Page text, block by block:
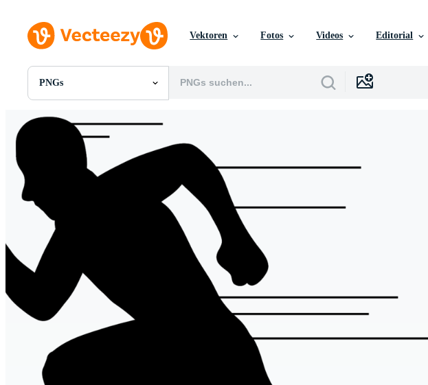
Vektoren Fotos Videos Editorial
PNGs
Alle Bilder
Fotos
PNGs
Vorlagen